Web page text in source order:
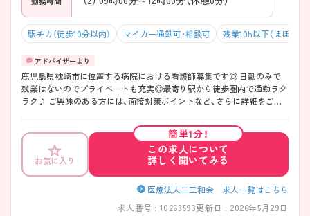
駅チカ（徒歩10分以内） マイカー通勤可・相談可 残業10h以下（ほぼなし）
鹿児島県枕崎市に位置する病院における看護師募集です◎ 日勤のみで
残業はないのでプライベートも充実◎最寄り駅から徒歩圏内で通勤ラク
ラク♪ ご興味のある方には、面接対策ポイントなど、さらに詳細をご案
お気に入り
簡単1分！
この求人について
詳しく聞いてみる
医療法人二三和会 求人一覧はこちら
求人番号 : 10263593更新日 : 2026年5月29日